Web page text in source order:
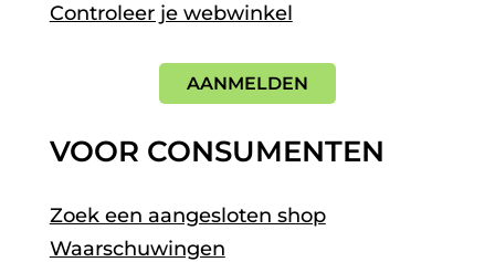
Controleer je webwinkel
AANMELDEN
VOOR CONSUMENTEN
Zoek een aangesloten shop
Waarschuwingen